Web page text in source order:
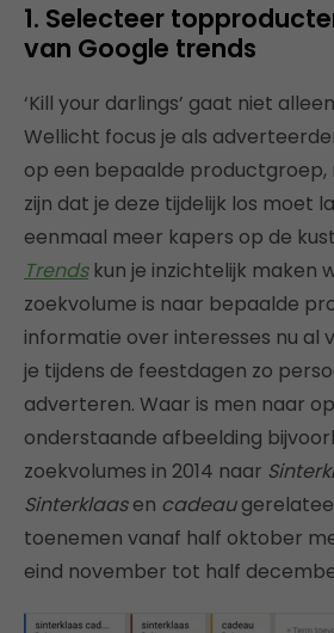
1. Selecteer
van Google trends
‘Kill your darlings’ gaat niet
Wellicht focus je als
op een bepaalde
zijn dat je deze tijdelijk los moet
eenmaal meer kapers op de
Trendskun je inzichtelijk maken
zoekvolume is naar bepaalde
informatie over interesses nu al
je tijdens de feestdagen zo
adverteren. Waar is men naar
onderstaande afbeelding
zoekvolumes in 2014 naar
Sinterklaasen cadeau
toenemen vanaf half oktober
eind november tot half